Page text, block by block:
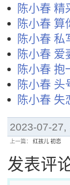
陈小春 精
陈小春 算
陈小春 私
陈小春 爱
陈小春 抱
陈小春 头
陈小春 失
2023-07-27,
上一篇： 红孩儿 初恋
发表评